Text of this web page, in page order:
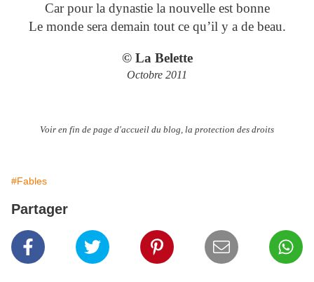
Car pour la dynastie la nouvelle est bonne
Le monde sera demain tout ce qu’il y a de beau.
© La Belette
Octobre 2011
Voir en fin de page d'accueil du blog, la protection des droits
#Fables
Partager